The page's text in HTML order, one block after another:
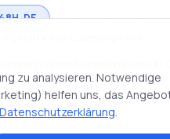
| Webseite erstellen lassen,
zu analysieren. Notwendige
helfen uns, das
Datenschutzerklärung.